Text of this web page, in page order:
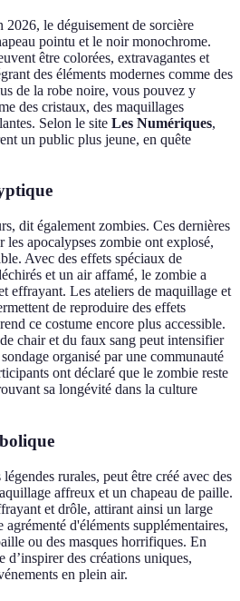
2026, le déguisement de sorcière
pointu et le noir monochrome.
être colorées, extravagantes et
des éléments modernes comme des
de la robe noire, vous pouvez y
des cristaux, des maquillages
Selon le site Les Numériques,
un public plus jeune, en quête
dit également zombies. Ces dernières
les apocalypses zombie ont explosé,
Avec des effets spéciaux de
et un air affamé, le zombie a
effrayant. Les ateliers de maquillage et
de reproduire des effets
ce costume encore plus accessible.
chair et du faux sang peut intensifier
organisé par une communauté
ont déclaré que le zombie reste
sa longévité dans la culture
rurales, peut être créé avec des
affreux et un chapeau de paille.
et drôle, attirant ainsi un large
d'éléments supplémentaires,
ou des masques horrifiques. En
d’inspirer des créations uniques,
en plein air.